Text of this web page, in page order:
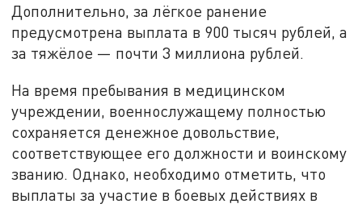
Дополнительно, за лёгкое ранение
предусмотрена выплата в 900 тысяч рублей, а
за тяжёлое — почти 3 миллиона рублей.
На время пребывания в медицинском
учреждении, военнослужащему полностью
сохраняется денежное довольствие,
соответствующее его должности и воинскому
званию. Однако, необходимо отметить, что
выплаты за участие в боевых действиях в